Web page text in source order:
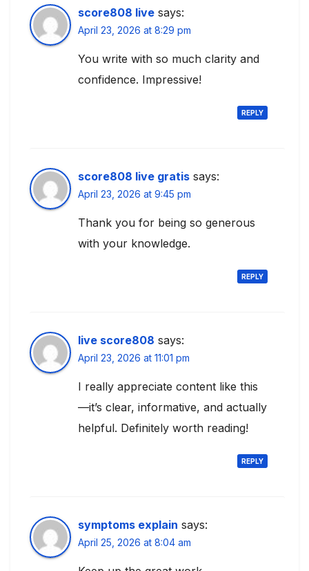
score808 live says:
April 23, 2026 at 8:29 pm
You write with so much clarity and
confidence. Impressive!
REPLY
score808 live gratis says:
April 23, 2026 at 9:45 pm
Thank you for being so generous
with your knowledge.
REPLY
live score808 says:
April 23, 2026 at 11:01 pm
I really appreciate content like this
—it’s clear, informative, and actually
helpful. Definitely worth reading!
REPLY
symptoms explain says:
April 25, 2026 at 8:04 am